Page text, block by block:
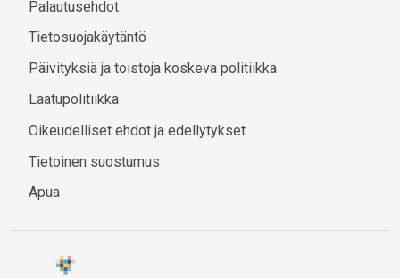
Palautusehdot
Tietosuojakäytäntö
Päivityksiä ja toistoja koskeva politiikka
Laatupolitiikka
Oikeudelliset ehdot ja edellytykset
Tietoinen suostumus
Apua